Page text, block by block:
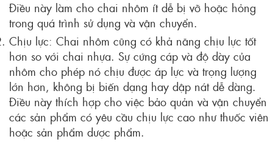
Điều này làm cho chai nhôm ít dễ bị vỡ hoặc hỏng
trong quá trình sử dụng và vận chuyển.
Chịu lực: Chai nhôm cũng có khả năng chịu lực tốt
hơn so với chai nhựa. Sự cứng cáp và độ dày của
nhôm cho phép nó chịu được áp lực và trọng lượng
lớn hơn, không bị biến dạng hay dập nát dễ dàng.
Điều này thích hợp cho việc bảo quản và vận chuyển
các sản phẩm có yêu cầu chịu lực cao như thuốc viên
hoặc sản phẩm dược phẩm.